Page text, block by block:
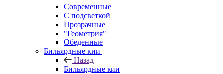
Современные
С подсветкой
Прозрачные
"Геометрия"
Обеденные
Бильярдные кии
Назад
Бильярдные кии